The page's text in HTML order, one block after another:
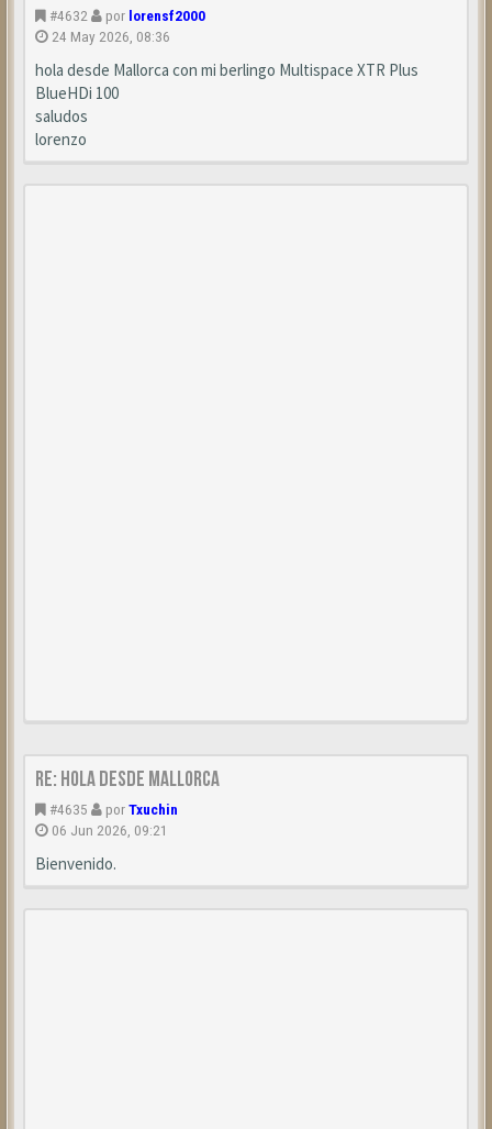
#4632 por lorensf2000
24 May 2026, 08:36
hola desde Mallorca con mi berlingo Multispace XTR Plus
BlueHDi 100
saludos
lorenzo
Re: hola desde Mallorca
#4635 porTxuchin
06 Jun 2026, 09:21
Bienvenido.